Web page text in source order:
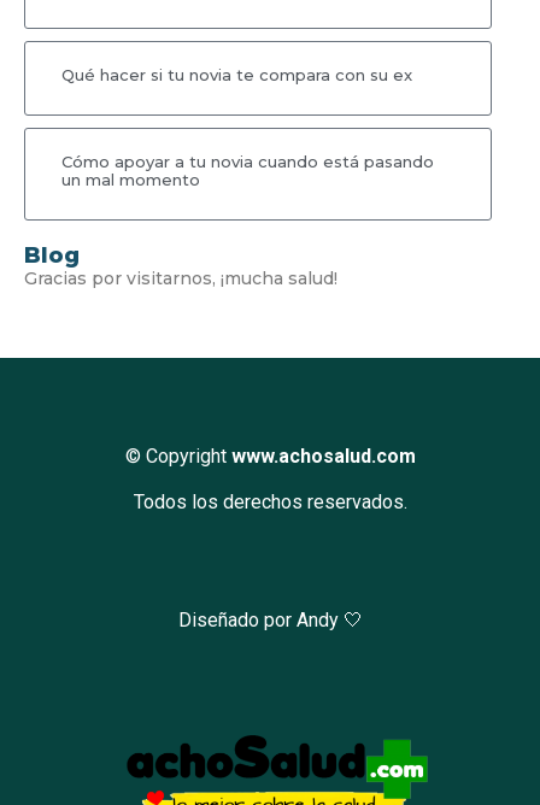
Qué hacer si tu novia te compara con su ex
Cómo apoyar a tu novia cuando está pasando
un mal momento
Blog
Gracias por visitarnos, ¡mucha salud!
© Copyright www.achosalud.com
Todos los derechos reservados.
Diseñado por Andy 🤍